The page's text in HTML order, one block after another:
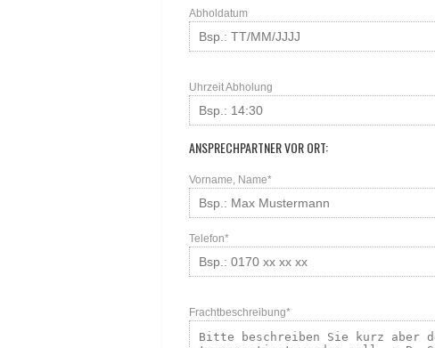
Abholdatum
Uhrzeit Abholung
ANSPRECHPARTNER VOR ORT:
Vorname, Name*
Telefon*
Frachtbeschreibung*